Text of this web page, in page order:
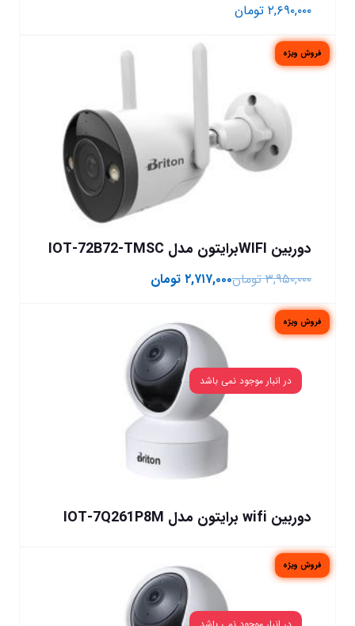
۲,۶۹۰,۰۰۰ تومان
فروش ویژه
دوربین WIFIبرایتون مدل IOT-72B72-TMSC
۳,۹۵۰,۰۰۰ تومان۲,۷۱۷,۰۰۰ تومان
فروش ویژه
در انبار موجود نمی باشد
دوربین wifi برایتون مدل IOT-7Q261P8M
فروش ویژه